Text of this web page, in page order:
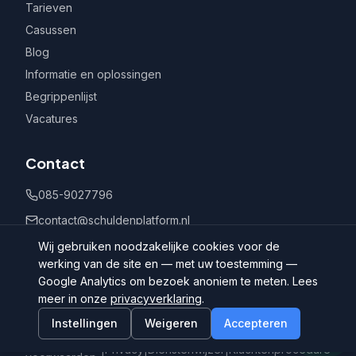
Tarieven
Casussen
Blog
Informatie en oplossingen
Begrippenlijst
Vacatures
Contact
085-9027796
contact@schuldenplatform.nl
Postbus 802, 7400 AV Deventer
©
Schuldenplatform.nl
Algemene
|Privacy |Dienstenwijzer |Klachtenprocedure
Wij gebruiken noodzakelijke cookies voor de
werking van de site en — met uw toestemming —
Google Analytics om bezoek anoniem te meten. Lees
meer in onze privacyverklaring.
Instellingen
Weigeren Accepteren